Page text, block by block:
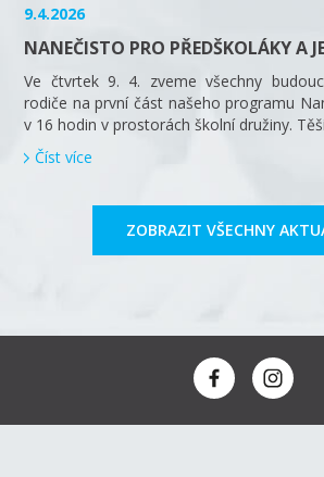
9.4.2026
NANEČISTO PRO PŘEDŠKOLÁKY A
Ve čtvrtek 9. 4. zveme všechny
rodiče na první část našeho programu
v 16 hodin v prostorách školní družiny.
Číst více
ZOBRAZIT VŠECHNY